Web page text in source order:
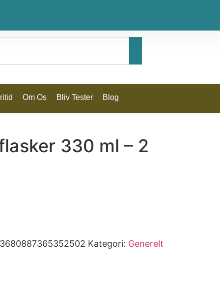
Om Os Bliv Tester Blog
330 ml – 2
Kategori: Generelt